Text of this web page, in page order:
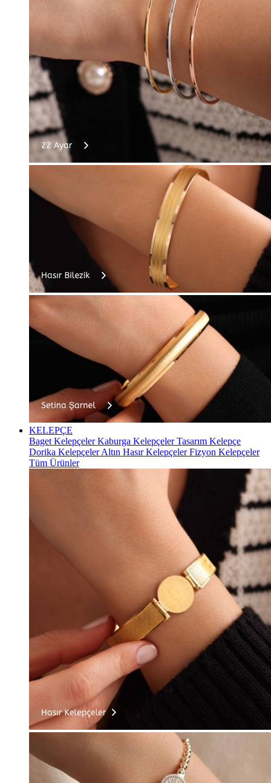
KELEPÇE
Baget KelepçelerKaburga KelepçelerTasarım Kelepçe
Dorika KelepçelerAltın Hasır KelepçelerFizyon Kelepçeler
Tüm Ürünler